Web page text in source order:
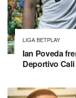
LIGA BETPLAY
Ian Poveda
Deportivo